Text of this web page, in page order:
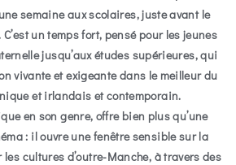
semaine aux scolaires, juste avant le
un temps fort, pensé pour les jeunes
jusqu’aux études supérieures, qui
vivante et exigeante dans le meilleur du
et irlandais et contemporain.
en son genre, offre bien plus qu’une
: il ouvre une fenêtre sensible sur la
cultures d’outre-Manche, à travers des